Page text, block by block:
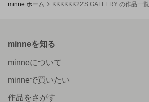
minne ホーム KKKKKK22'S GALLERY の作品一覧
minneを知る
minneについて
minneで買いたい
作品をさがす